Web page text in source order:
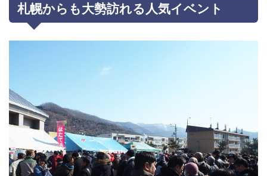
札幌からも大勢訪れる人気イベント